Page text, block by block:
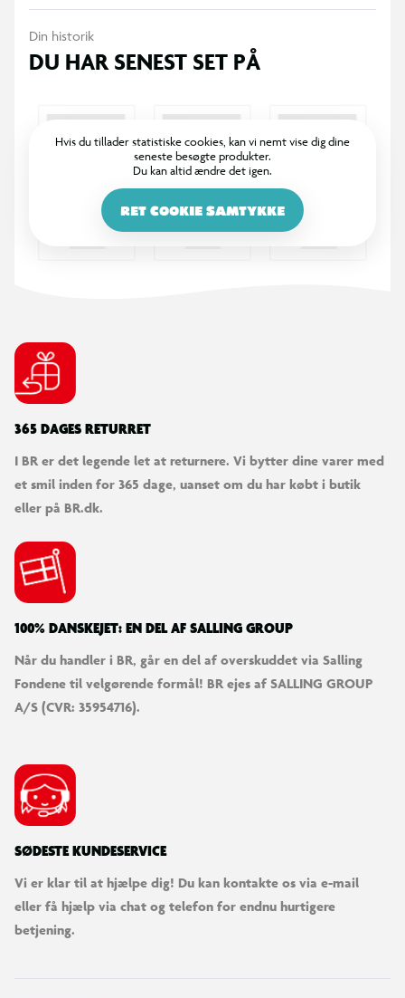
Din historik
DU HAR SENEST SET PÅ
Hvis du tillader statistiske cookies, kan vi nemt vise dig dine
seneste besøgte produkter.
Du kan altid ændre det igen.
RET COOKIE SAMTYKKE
365 DAGES RETURRET
I BR er det legende let at returnere. Vi bytter dine varer med
et smil inden for 365 dage, uanset om du har købt i butik
eller på BR.dk.
100% DANSKEJET: EN DEL AF SALLING GROUP
Når du handler i BR, går en del af overskuddet via Salling
Fondene til velgørende formål! BR ejes af SALLING GROUP
A/S (CVR: 35954716).
SØDESTE KUNDESERVICE
Vi er klar til at hjælpe dig! Du kan kontakte os via e-mail
eller få hjælp via chat og telefon for endnu hurtigere
betjening.